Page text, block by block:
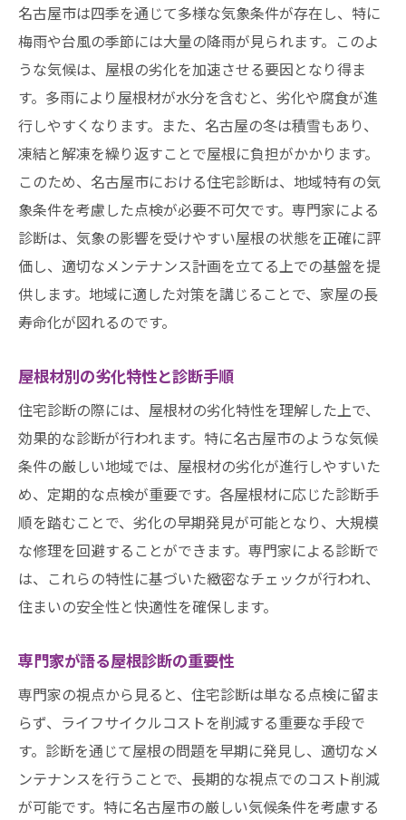
名古屋市は四季を通じて多様な気象条件が存在し、特に
梅雨や台風の季節には大量の降雨が見られます。このよ
うな気候は、屋根の劣化を加速させる要因となり得ま
す。多雨により屋根材が水分を含むと、劣化や腐食が進
行しやすくなります。また、名古屋の冬は積雪もあり、
凍結と解凍を繰り返すことで屋根に負担がかかります。
このため、名古屋市における住宅診断は、地域特有の気
象条件を考慮した点検が必要不可欠です。専門家による
診断は、気象の影響を受けやすい屋根の状態を正確に評
価し、適切なメンテナンス計画を立てる上での基盤を提
供します。地域に適した対策を講じることで、家屋の長
寿命化が図れるのです。
屋根材別の劣化特性と診断手順
住宅診断の際には、屋根材の劣化特性を理解した上で、
効果的な診断が行われます。特に名古屋市のような気候
条件の厳しい地域では、屋根材の劣化が進行しやすいた
め、定期的な点検が重要です。各屋根材に応じた診断手
順を踏むことで、劣化の早期発見が可能となり、大規模
な修理を回避することができます。専門家による診断で
は、これらの特性に基づいた緻密なチェックが行われ、
住まいの安全性と快適性を確保します。
専門家が語る屋根診断の重要性
専門家の視点から見ると、住宅診断は単なる点検に留ま
らず、ライフサイクルコストを削減する重要な手段で
す。診断を通じて屋根の問題を早期に発見し、適切なメ
ンテナンスを行うことで、長期的な視点でのコスト削減
が可能です。特に名古屋市の厳しい気候条件を考慮する